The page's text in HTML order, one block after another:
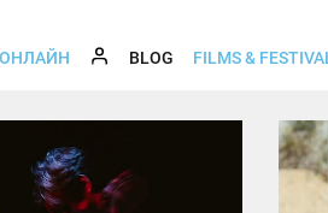
ОНЛАЙН BLOG (CURRENT)
FILMS &